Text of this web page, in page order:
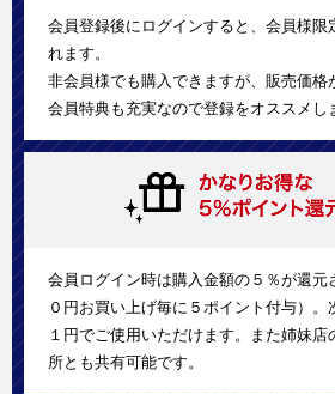
会員登録後にログインすると、会員様限
れます。
非会員様でも購入できますが、販売価格
会員特典も充実なので登録をオススメし
会員ログイン時は購入金額の５％が還元
０円お買い上げ毎に５ポイント付与）。
１円でご使用いただけます。また姉妹
所とも共有可能です。